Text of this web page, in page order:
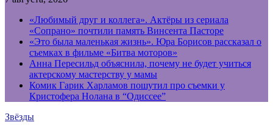
«Любимый друг и коллега». Актёры из сериала
«Сопрано» почтили память Винсента Пасторе
«Это была маленькая жизнь». Юра Борисов рассказал о
съемках в фильме «Битва моторов»
Анна Пересильд объяснила, почему не будет учиться
актерскому мастерству у мамы
Комик Гарик Харламов пошутил про съемки у
Кристофера Нолана в “Одиссее”
Звёзды